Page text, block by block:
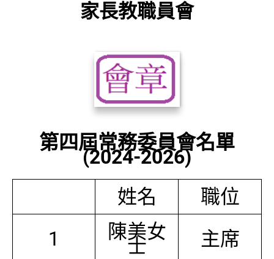
家長教職員會
第四屆常務委員會名單
(2024-2026)
姓名
職位
1
陳美女
士 主席